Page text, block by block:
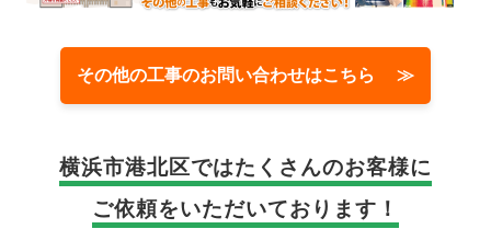
その他の工事のお問い合わせはこちら ≫
横浜市港北区ではたくさんのお客様に
ご依頼をいただいております！